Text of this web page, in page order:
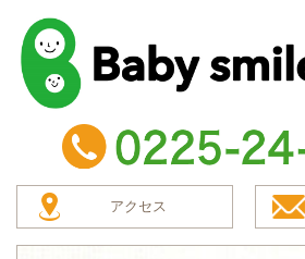
baby smile
TEL：0225-24-8304
アクセス